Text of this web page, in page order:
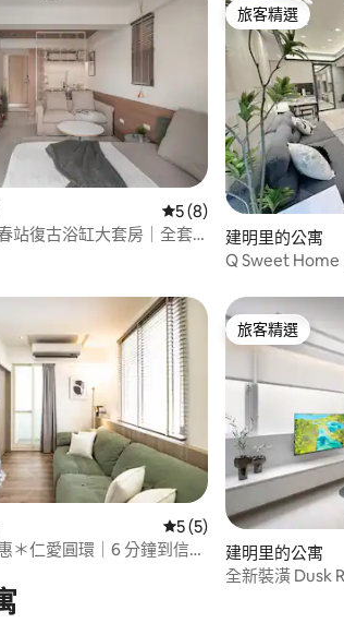
均評分（滿分 5 分）
從 8 則評價中獲得 5 的
5 (8)
站復古浴缸大套房｜全套
旅客精選
旅客精選
建明里的公寓
Q Sweet Home
均評分（滿分 5 分） 從 5 則評價中獲得 5 的
5 (5)
＊仁愛圓環｜6 分鐘到信義
旅客精選
旅客精選
建明里的公寓
全新裝潢 Dusk